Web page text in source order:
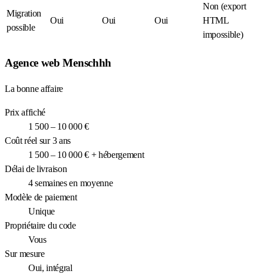
Migration
possible
Oui Oui Oui
Non (export
HTML
impossible)
Agence web Menschhh
La bonne affaire
Prix affiché
1 500 – 10 000 €
Coût réel sur 3 ans
1 500 – 10 000 € + hébergement
Délai de livraison
4 semaines en moyenne
Modèle de paiement
Unique
Propriétaire du code
Vous
Sur mesure
Oui, intégral